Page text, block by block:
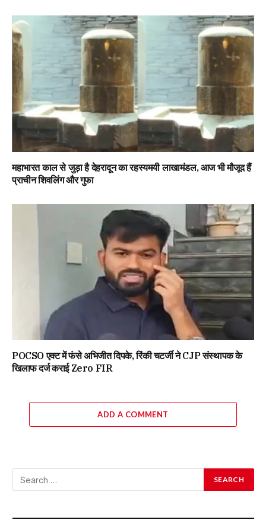
महाभारत काल से जुड़ा है देहरादून का रहस्यमयी लाखामंडल, आज भी मौजूद हैं
प्राचीन शिवलिंग और गुफा
POCSO एक्ट में फंसे अभिजीत दिपके, रिंकी चटर्जी ने CJP संस्थापक के
खिलाफ दर्ज कराई Zero FIR
ADD A COMMENT